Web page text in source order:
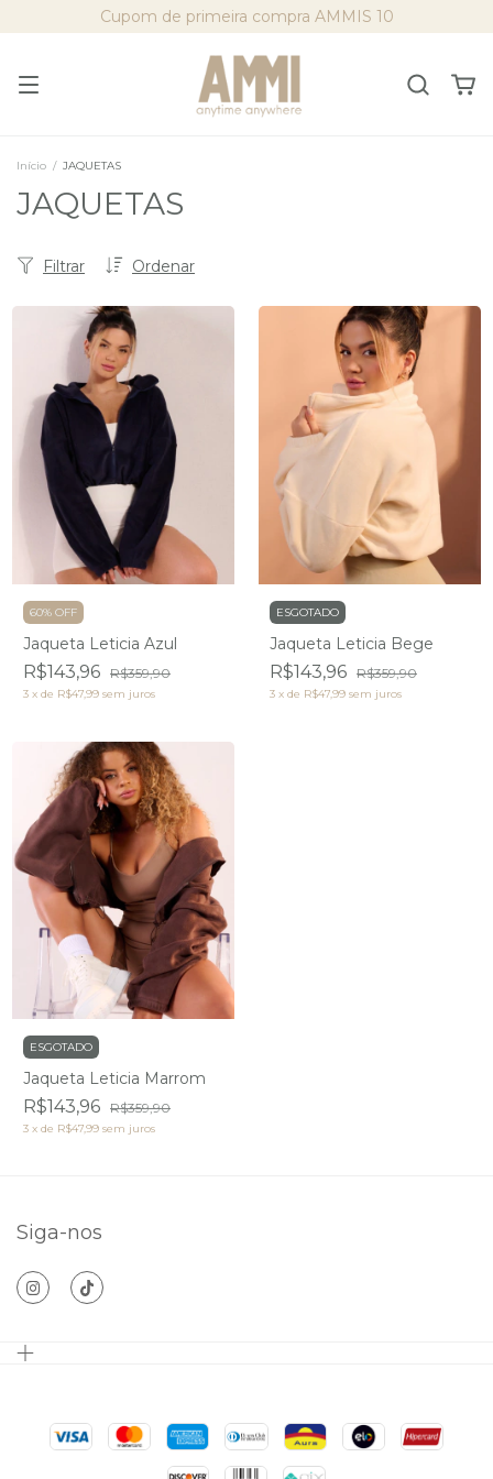
Cupom de primeira compra AMMIS 10
Início / JAQUETAS
JAQUETAS
Ordenar
Filtrar
60% OFF
Jaqueta Leticia Azul
R$143,96 R$359,90
3 x de R$47,99 sem juros
ESGOTADO
Jaqueta Leticia Bege
R$143,96 R$359,90
3 x de R$47,99 sem juros
ESGOTADO
Jaqueta Leticia Marrom
R$143,96 R$359,90
3 x de R$47,99 sem juros
Siga-nos